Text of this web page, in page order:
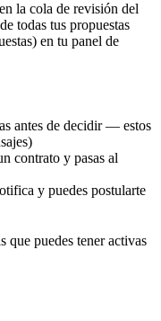
la cola de revisión del
todas tus propuestas
en tu panel de
antes de decidir — estos
contrato y pasas al
y puedes postularte
que puedes tener activas